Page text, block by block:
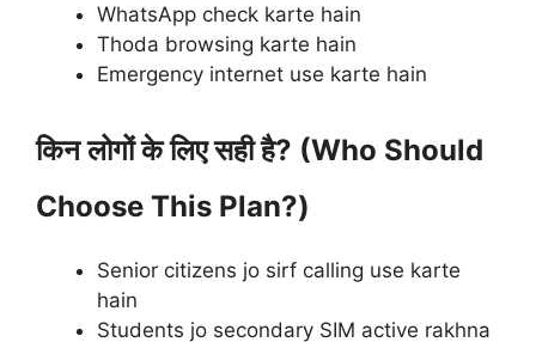
WhatsApp check karte hain
Thoda browsing karte hain
Emergency internet use karte hain
किन लोगों के लिए सही है? (Who Should
Choose This Plan?)
Senior citizens jo sirf calling use karte
hain
Students jo secondary SIM active rakhna